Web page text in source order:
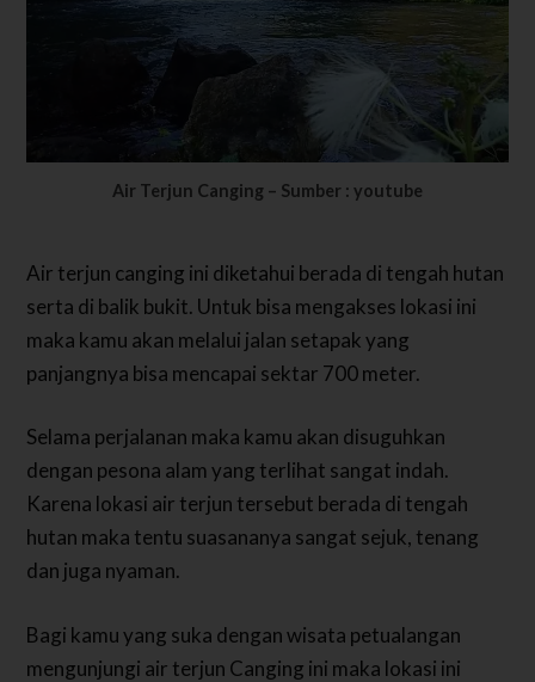
Air Terjun Canging – Sumber : youtube
Air terjun canging ini diketahui berada di tengah hutan
serta di balik bukit. Untuk bisa mengakses lokasi ini
maka kamu akan melalui jalan setapak yang
panjangnya bisa mencapai sektar 700 meter.
Selama perjalanan maka kamu akan disuguhkan
dengan pesona alam yang terlihat sangat indah.
Karena lokasi air terjun tersebut berada di tengah
hutan maka tentu suasananya sangat sejuk, tenang
dan juga nyaman.
Bagi kamu yang suka dengan wisata petualangan
mengunjungi air terjun Canging ini maka lokasi ini